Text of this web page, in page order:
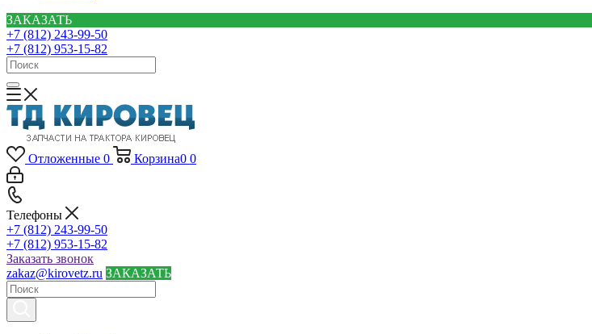
ЗАКАЗАТЬ
+7 (812) 243-99-50
+7 (812) 953-15-82
Отложенные 0 Корзина0 0
Телефоны
+7 (812) 243-99-50
+7 (812) 953-15-82
Заказать звонок
zakaz@kirovetz.ru ЗАКАЗАТЬ